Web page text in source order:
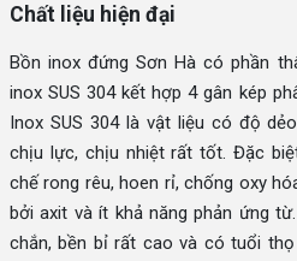
Chất liệu hiện đại
Bồn inox đứng Sơn Hà có phần
inox SUS 304 kết hợp 4 gân kép
Inox SUS 304 là vật liệu có độ
chịu lực, chịu nhiệt rất tốt. Đặc
chế rong rêu, hoen rỉ, chống oxy
bởi axit và ít khả năng phản ứng
chắn, bền bỉ rất cao và có tuổi